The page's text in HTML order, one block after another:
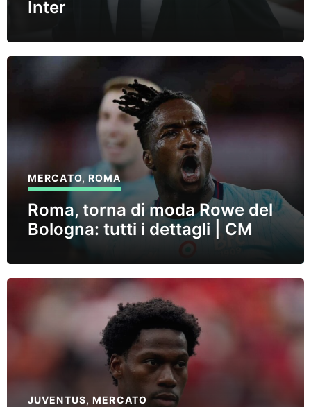
Inter
MERCATO, ROMA
Roma, torna di moda Rowe del
Bologna: tutti i dettagli | CM
JUVENTUS,MERCATO